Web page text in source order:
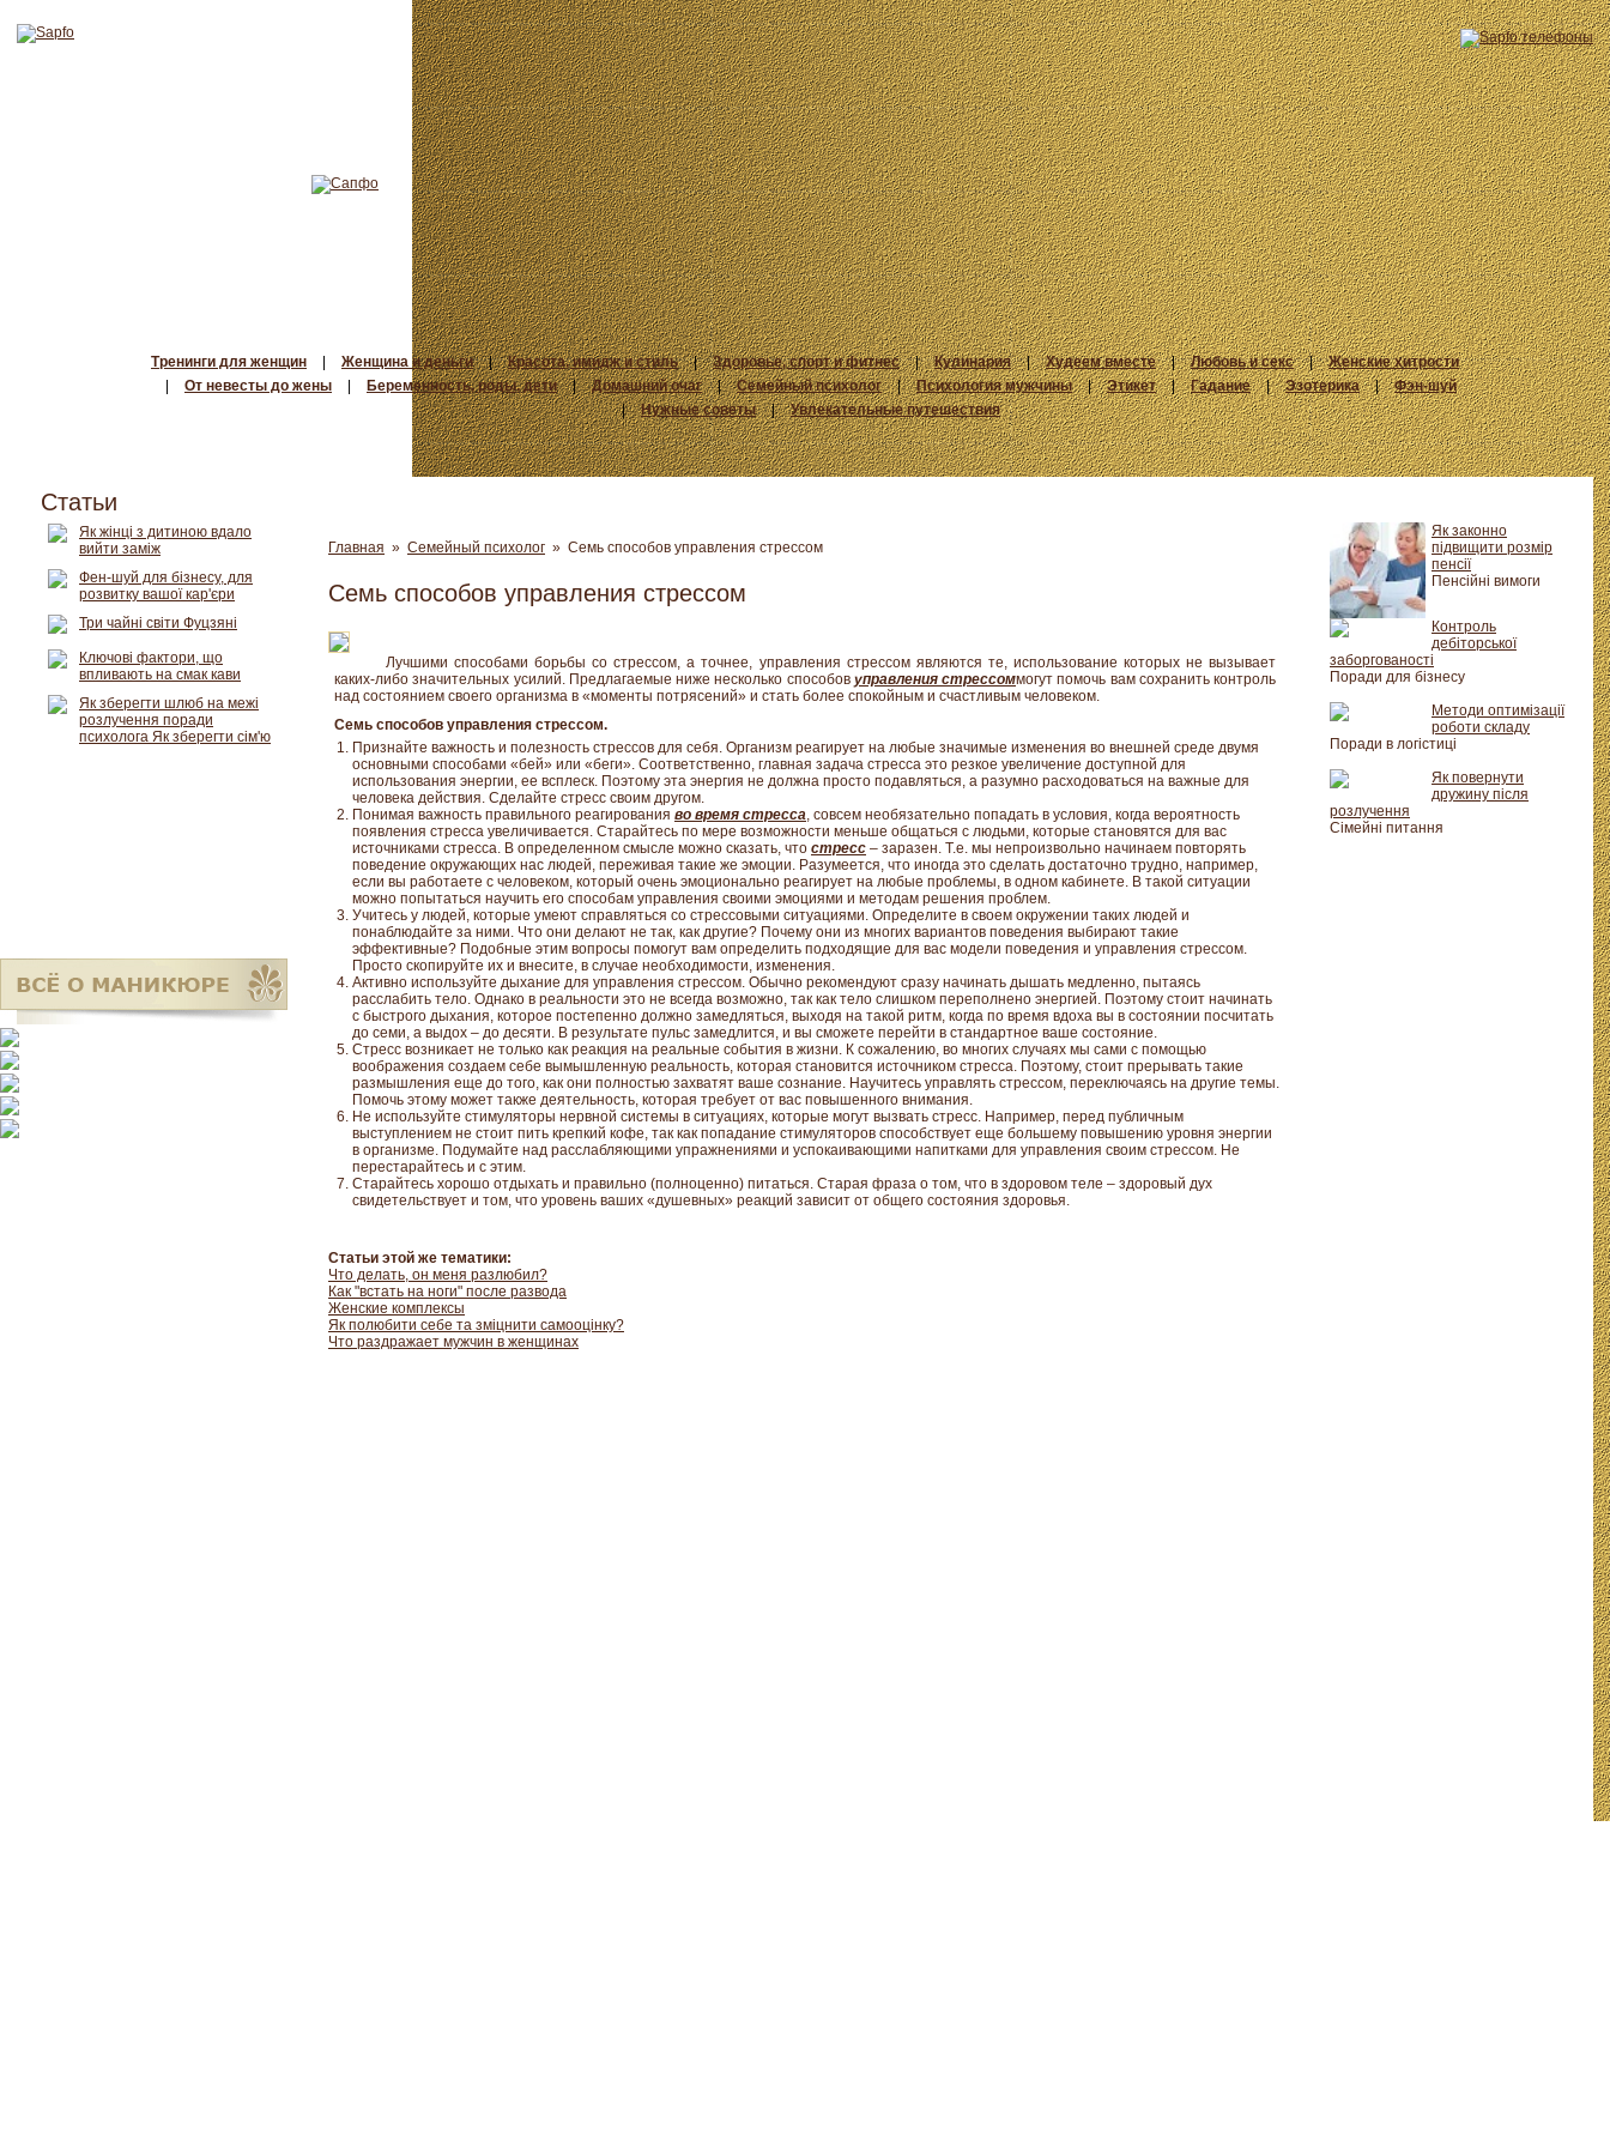
Тренинги для женщин Женщина и деньги | Красота, имидж и стиль | Здоровье, спорт и фитнес | Кулинария | Худеем вместе | Любовь и секс |
Женские хитрости
От невесты до жены Беременность, роды, дети | Домашний очаг | Семейный психолог | Психология мужчины | Этикет | Гадание | Эзотерика |
Фэн-шуй
|
Нужные советы | Увлекательные путешествия
Главная » Семейный психолог » Семь способов управления стрессом
Семь способов управления стрессом
Лучшими способами борьбы со стрессом, а точнее, управления стрессом являются те, использование которых не вызывает
каких-либо значительных усилий. Предлагаемые ниже несколько способов управления стрессоммогут помочь вам сохранить контроль
над состоянием своего организма в «моменты потрясений» и стать более спокойным и счастливым человеком.
Семь способов управления стрессом.
Признайте важность и полезность стрессов для себя. Организм реагирует на любые значимые изменения во внешней среде двумя
основными способами «бей» или «беги». Соответственно, главная задача стресса это резкое увеличение доступной для
использования энергии, ее всплеск. Поэтому эта энергия не должна просто подавляться, а разумно расходоваться на важные для
человека действия. Сделайте стресс своим другом.
Понимая важность правильного реагирования во время стресса, совсем необязательно попадать в условия, когда вероятность
появления стресса увеличивается. Старайтесь по мере возможности меньше общаться с людьми, которые становятся для вас
источниками стресса. В определенном смысле можно сказать, что стресс – заразен. Т.е. мы непроизвольно начинаем повторять
поведение окружающих нас людей, переживая такие же эмоции. Разумеется, что иногда это сделать достаточно трудно, например,
если вы работаете с человеком, который очень эмоционально реагирует на любые проблемы, в одном кабинете. В такой ситуации
можно попытаться научить его способам управления своими эмоциями и методам решения проблем.
Учитесь у людей, которые умеют справляться со стрессовыми ситуациями. Определите в своем окружении таких людей и
понаблюдайте за ними. Что они делают не так, как другие? Почему они из многих вариантов поведения выбирают такие
эффективные? Подобные этим вопросы помогут вам определить подходящие для вас модели поведения и управления стрессом.
Просто скопируйте их и внесите, в случае необходимости, изменения.
Активно используйте дыхание для управления стрессом. Обычно рекомендуют сразу начинать дышать медленно, пытаясь
расслабить тело. Однако в реальности это не всегда возможно, так как тело слишком переполнено энергией. Поэтому стоит начинать
с быстрого дыхания, которое постепенно должно замедляться, выходя на такой ритм, когда по время вдоха вы в состоянии посчитать
до семи, а выдох – до десяти. В результате пульс замедлится, и вы сможете перейти в стандартное ваше состояние.
Стресс возникает не только как реакция на реальные события в жизни. К сожалению, во многих случаях мы сами с помощью
воображения создаем себе вымышленную реальность, которая становится источником стресса. Поэтому, стоит прерывать такие
размышления еще до того, как они полностью захватят ваше сознание. Научитесь управлять стрессом, переключаясь на другие темы.
Помочь этому может также деятельность, которая требует от вас повышенного внимания.
Не используйте стимуляторы нервной системы в ситуациях, которые могут вызвать стресс. Например, перед публичным
выступлением не стоит пить крепкий кофе, так как попадание стимуляторов способствует еще большему повышению уровня энергии
в организме. Подумайте над расслабляющими упражнениями и успокаивающими напитками для управления своим стрессом. Не
перестарайтесь и с этим.
Старайтесь хорошо отдыхать и правильно (полноценно) питаться. Старая фраза о том, что в здоровом теле – здоровый дух
свидетельствует и том, что уровень ваших «душевных» реакций зависит от общего состояния здоровья.
Статьи этой же тематики:
Что делать, он меня разлюбил?
Как "встать на ноги" после развода
Женские комплексы
Як полюбити себе та зміцнити самооцінку?
Что раздражает мужчин в женщинах
Статьи
Як жінці з дитиною вдало
вийти заміж
Фен-шуй для бізнесу, для
розвитку вашої кар'єри
Три чайні світи Фуцзяні
Ключові фактори, що
впливають на смак кави
Як зберегти шлюб на межі
розлучення поради
психолога Як зберегти сім'ю
Як законно
підвищити розмір
пенсії
Пенсійні вимоги
Контроль
дебіторської
заборгованості
Поради для бізнесу
Методи оптимізації
роботи складу
Поради в логістиці
Як повернути
дружину після
розлучення
Сімейні питання